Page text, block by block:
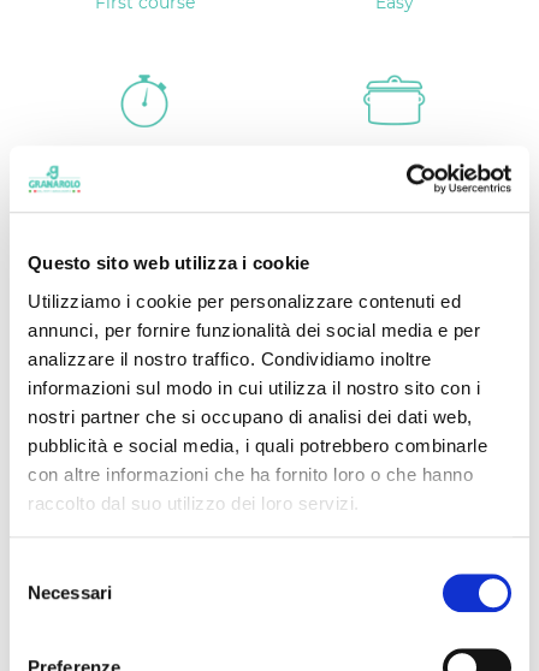
Questo sito web utilizza i cookie
Utilizziamo i cookie per personalizzare contenuti ed
annunci, per fornire funzionalità dei social media e per
analizzare il nostro traffico. Condividiamo inoltre
informazioni sul modo in cui utilizza il nostro sito con i
nostri partner che si occupano di analisi dei dati web,
pubblicità e social media, i quali potrebbero combinarle
con altre informazioni che ha fornito loro o che hanno
raccolto dal suo utilizzo dei loro servizi.
delNecessari
In a saucepan
4 people
Ingredients
100 gGranarolo mascarpone
400 g